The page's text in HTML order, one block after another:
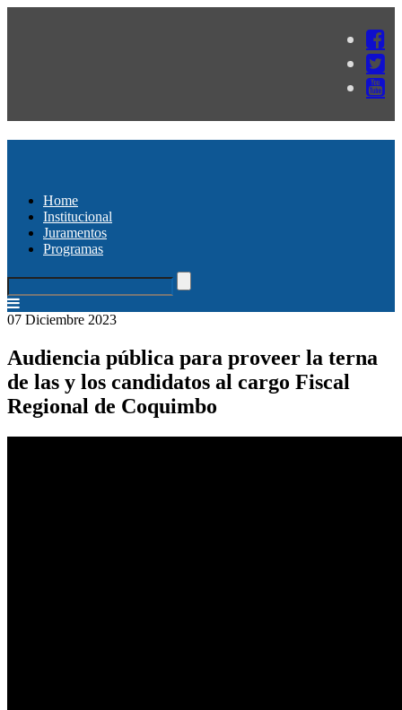
Home
Institucional
Juramentos
Programas
07 Diciembre 2023
Audiencia pública para proveer la terna
de las y los candidatos al cargo Fiscal
Regional de Coquimbo